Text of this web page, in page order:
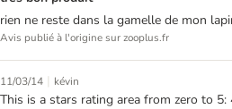
rien ne reste dans la gamelle de mon
Avis publié à l'origine sur zooplus.fr
11/03/14 | kévin
This is a stars rating area from zero to 5: